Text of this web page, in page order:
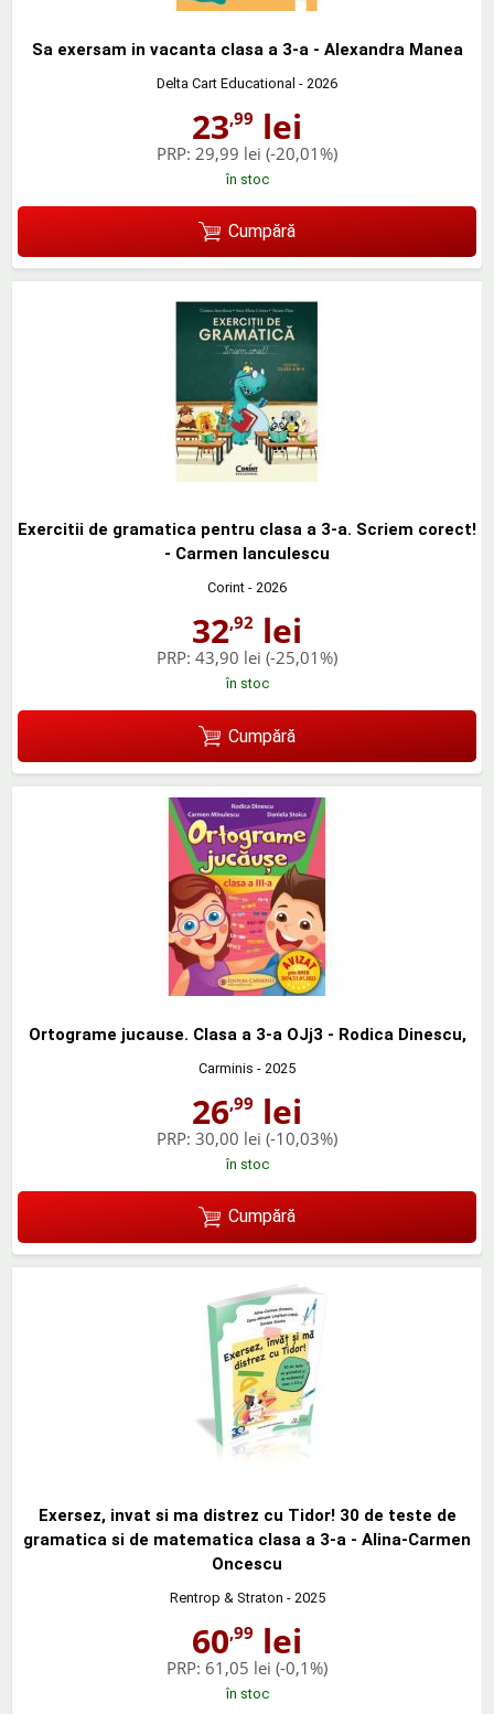
Sa exersam in vacanta clasa a 3-a - Alexandra Manea
Delta Cart Educational - 2026
23,99 lei
PRP: 29,99 lei (-20,01%)
în stoc
Cumpără
Exercitii de gramatica pentru clasa a 3-a. Scriem corect!
- Carmen Ianculescu
Corint - 2026
32,92 lei
PRP: 43,90 lei (-25,01%)
în stoc
Cumpără
Ortograme jucause. Clasa a 3-a OJj3 - Rodica Dinescu,
Carminis - 2025
26,99 lei
PRP: 30,00 lei (-10,03%)
în stoc
Cumpără
Exersez, invat si ma distrez cu Tidor! 30 de teste de
gramatica si de matematica clasa a 3-a - Alina-Carmen
Oncescu
Rentrop & Straton - 2025
60,99 lei
PRP: 61,05 lei (-0,1%)
în stoc